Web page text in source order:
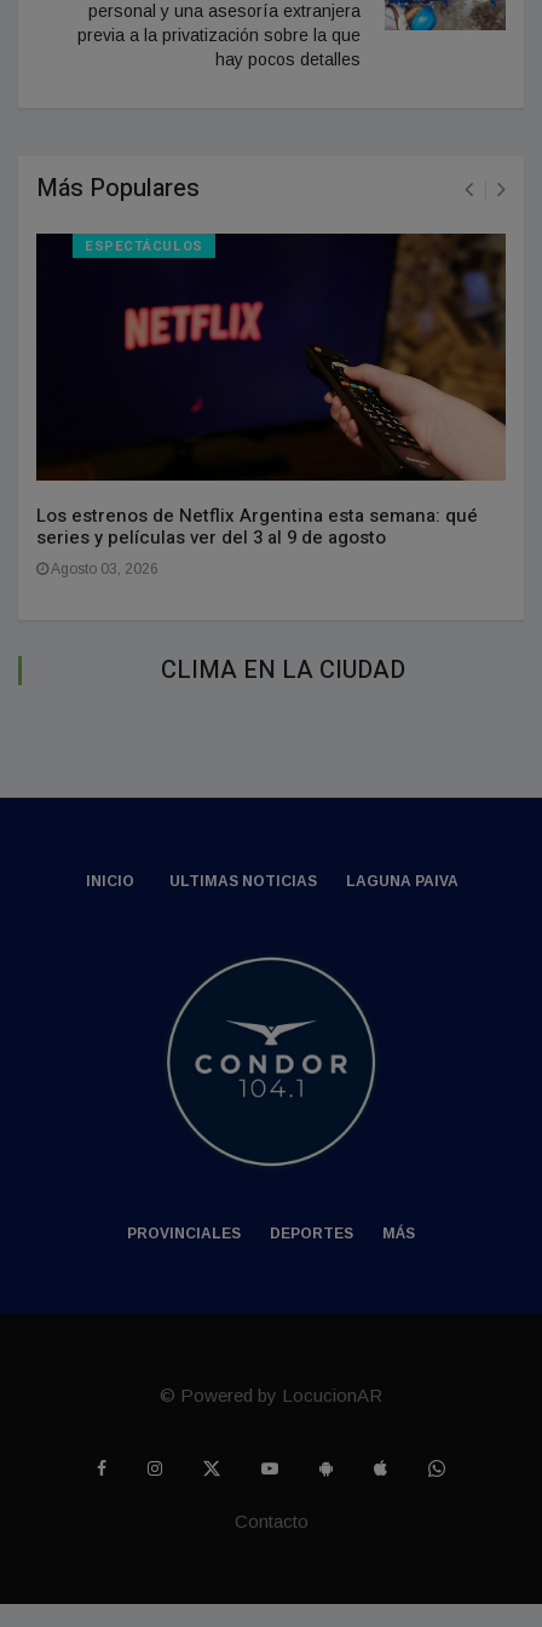
personal y una asesoría extranjera
previa a la privatización sobre la que
hay pocos detalles
Más Populares
ESPECTÁCULOS
Los estrenos de Netflix Argentina esta semana: qué
series y películas ver del 3 al 9 de agosto
Agosto 03, 2026
CLIMA EN LA CIUDAD
INICIO ULTIMAS NOTICIAS LAGUNA PAIVA
PROVINCIALES DEPORTES MÁS
© Powered by LocucionAR
Contacto